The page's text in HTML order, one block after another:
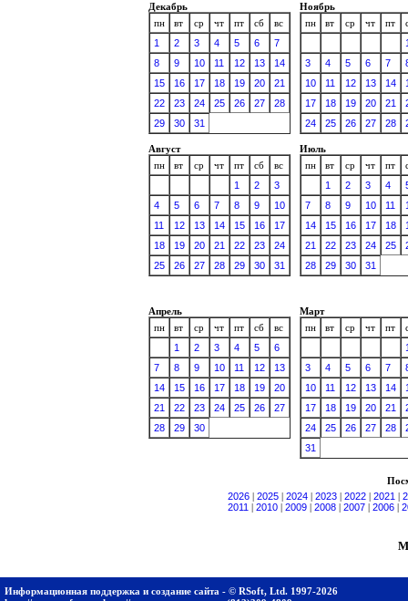
Декабрь
пн
вт ср чт пт сб
вс
1
2 3 4 5 6
7
8
9 10 11 12 13
14
15
16 17 18 19 20
21
22
23 24 25 26 27
28
29
30 31
Ноябрь
пн
вт ср чт пт
3
4 5 6 7
10
11 12 13 14
17
18 19 20 21
24
25 26 27 28
Август
пн
вт ср чт пт сб
вс
1
2
3
4
5 6 7 8 9
10
11
12 13 14 15 16
17
18
19 20 21 22 23
24
25
26 27 28 29 30 31
Июль
пн
вт ср чт пт
1
2 3 4
7
8 9 10 11
14
15 16 17 18
21
22 23 24 25
28
29 30 31
Апрель
пн
вт ср чт пт сб
вс
1
2 3 4 5
6
7
8 9 10 11 12
13
14
15 16 17 18 19
20
21
22 23 24 25 26
27
28
29 30
Март
пн
вт ср чт пт
3
4 5 6 7
10
11 12 13 14
17
18 19 20 21
24
25 26 27 28
31
2026
2025 2024 2023 2022 2021
2011
2010 2009 2008 2007 2006
Информационная поддержка и создание сайта - © RSoft, Ltd. 1997-2026